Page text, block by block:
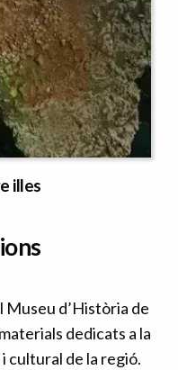
illes
Museu d’Història de
dedicats a la
cultural de la regió.